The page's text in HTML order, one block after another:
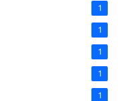
1
1
1
1
1